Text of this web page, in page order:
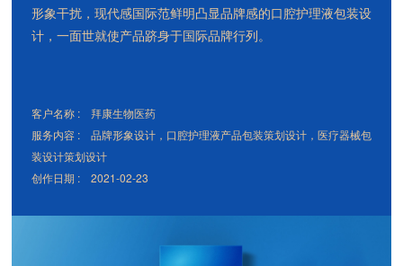
形象干扰，现代感国际范鲜明凸显品牌感的口腔护理液包装设
计，一面世就使产品跻身于国际品牌行列。
客户名称 : 拜康生物医药
服务内容 : 品牌形象设计，口腔护理液产品包装策划设计，医疗器械包
装设计策划设计
创作日期 : 2021-02-23